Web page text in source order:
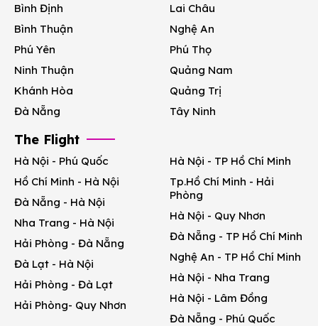
Bình Định
Bình Thuận
Phú Yên
Ninh Thuận
Khánh Hòa
Đà Nẵng
Lai Châu
Nghệ An
Phú Thọ
Quảng Nam
Quảng Trị
Tây Ninh
The Flight
Hà Nội - Phú Quốc
Hồ Chí Minh - Hà Nội
Đà Nẵng - Hà Nội
Nha Trang - Hà Nội
Hải Phòng - Đà Nẵng
Đà Lạt - Hà Nội
Hải Phòng - Đà Lạt
Hải Phòng- Quy Nhơn
Hà Nội - TP Hồ Chí Minh
Tp.Hồ Chí Minh - Hải
Phòng
Hà Nội - Quy Nhơn
Đà Nẵng - TP Hồ Chí Minh
Nghệ An - TP Hồ Chí Minh
Hà Nội - Nha Trang
Hà Nội - Lâm Đồng
Đà Nẵng - Phú Quốc